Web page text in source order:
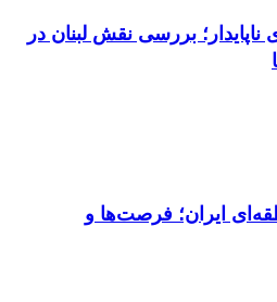
بررسی نقش لبنان در
ایران؛ فرصت‌ها و